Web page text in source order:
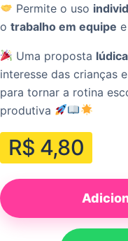
Permite o uso
o trabalho em equipe
Uma proposta
interesse das crianças e
para tornar a rotina
produtiva
R$ 4,80